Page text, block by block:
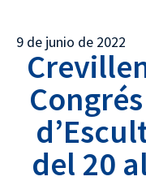
9 de junio de 2022
del 20